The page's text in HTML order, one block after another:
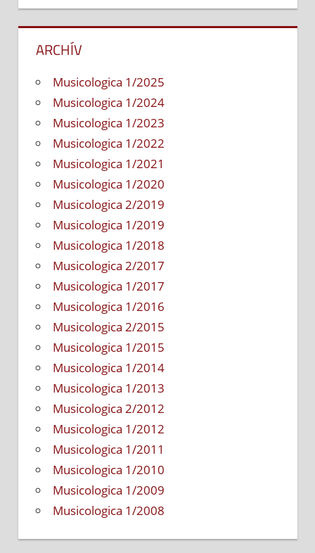
ARCHÍV
Musicologica 1/2025
Musicologica 1/2024
Musicologica 1/2023
Musicologica 1/2022
Musicologica 1/2021
Musicologica 1/2020
Musicologica 2/2019
Musicologica 1/2019
Musicologica 1/2018
Musicologica 2/2017
Musicologica 1/2017
Musicologica 1/2016
Musicologica 2/2015
Musicologica 1/2015
Musicologica 1/2014
Musicologica 1/2013
Musicologica 2/2012
Musicologica 1/2012
Musicologica 1/2011
Musicologica 1/2010
Musicologica 1/2009
Musicologica 1/2008